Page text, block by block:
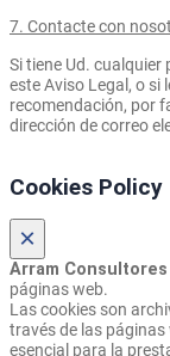
7. Contacte con
Si tiene Ud.
este Aviso Legal, o si
recomendación, por
dirección de correo
Cookies Policy
×
Arram Consultores
páginas web.
Las cookies son
través de las páginas
esencial para la